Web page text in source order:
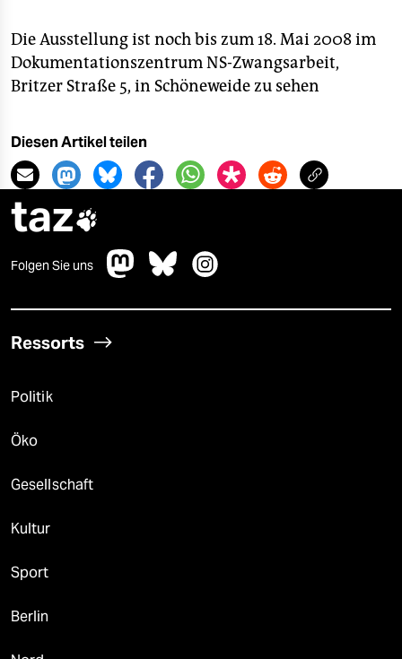
Die Ausstellung ist noch bis zum 18. Mai 2008 im
Dokumentationszentrum NS-Zwangsarbeit,
Britzer Straße 5, in Schöneweide zu sehen
Diesen Artikel teilen
taz
Folgen Sie uns
Ressorts
Politik
Öko
Gesellschaft
Kultur
Sport
Berlin